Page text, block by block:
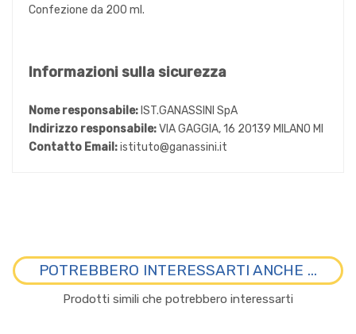
Confezione da 200 ml.
Informazioni sulla sicurezza
Nome responsabile: IST.GANASSINI SpA
Indirizzo responsabile:VIA GAGGIA, 16 20139 MILANO MI
Contatto Email:istituto@ganassini.it
POTREBBERO INTERESSARTI ANCHE ...
Prodotti simili che potrebbero interessarti